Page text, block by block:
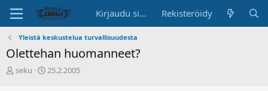
Kirjaudu sisään Rekisteröidy
Yleistä keskustelua turvallisuudesta
Olettehan huomanneet?
K
seku
A
25.2.2005